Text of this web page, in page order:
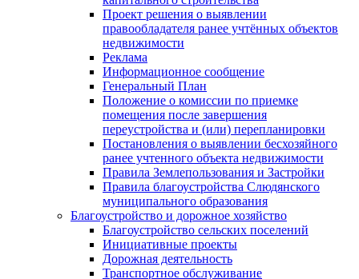
Проект решения о выявлении
правообладателя ранее учтённых объектов
недвижимости
Реклама
Информационное сообщение
Генеральный План
Положение о комиссии по приемке
помещения после завершения
переустройства и (или) перепланировки
Постановления о выявлении бесхозяйного
ранее учтенного объекта недвижимости
Правила Землепользования и Застройки
Правила благоустройства Слюдянского
муниципального образования
Благоустройство и дорожное хозяйство
Благоустройство сельских поселений
Инициативные проекты
Дорожная деятельность
Транспортное обслуживание